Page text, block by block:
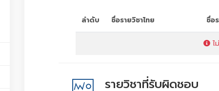
ลำดับ ชื่อรายวิชาไทย ชื่อ
ไ
รายวิชาที่รับผิดชอบ